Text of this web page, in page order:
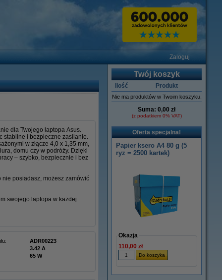
Zaloguj
dla Twojego laptopa Asus.
stabilne i bezpieczne zasilanie.
w złącze 4,0 x 1,35 mm,
domu czy w podróży. Dzięki
– szybko, bezpiecznie i bez
nie posiadasz, możesz zamówić
swojego laptopa w każdej
ADR00223
3.42 A
65 W
Twój koszyk
Ilość Produkt
Nie ma produktów w Twoim koszyku.
Suma: 0,00 zł
(z podatkiem 0% VAT)
Oferta specjalna!
Papier ksero A4 80 g (5
ryz = 2500 kartek)
Okazja
110,00 zł